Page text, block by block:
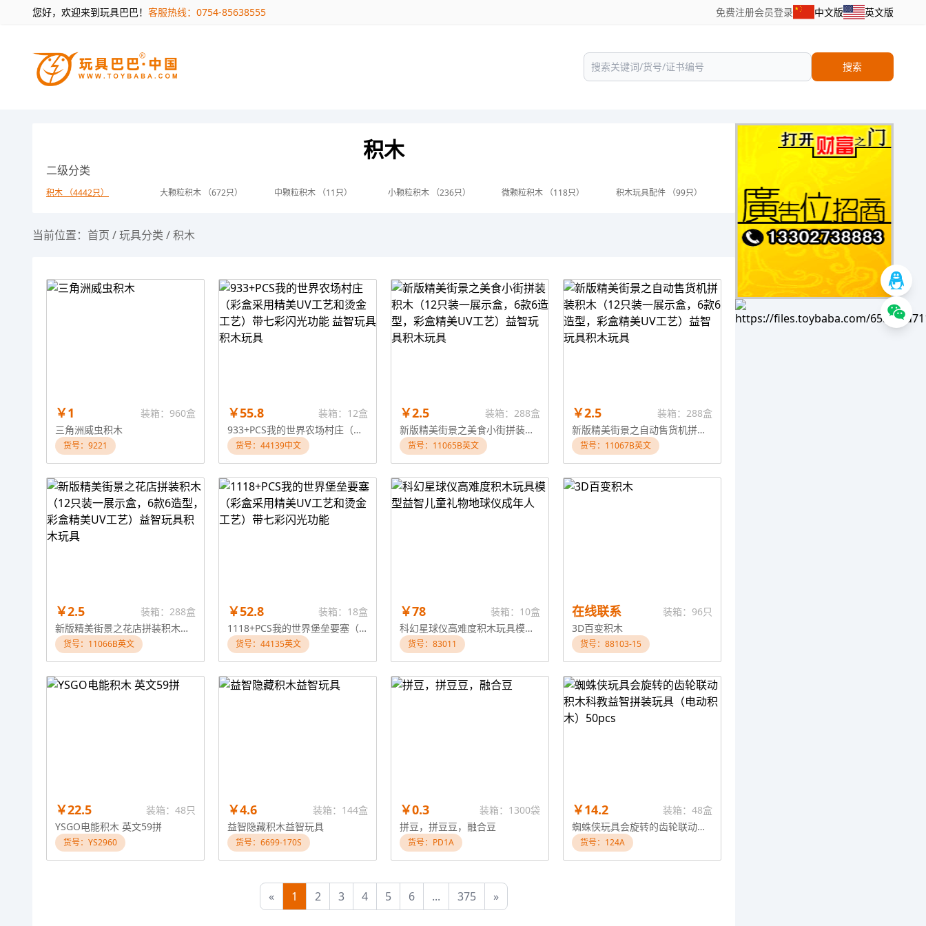
您好，欢迎来到玩具巴巴！ 客服热线：0754-85638555 免费注册会员登录 中文版 英文版
搜索
积木
二级分类
积木 （4442只） 大颗粒积木 （672只） 中颗粒积木 （11只） 小颗粒积木 （236只） 微颗粒积木 （118只） 积木玩具配件 （99只）
当前位置： 首页 /玩具分类 /积木
￥1
装箱：960盒
三角洲威虫积木
货号：9221
￥55.8
装箱：12盒
933+PCS我的世界农场村庄（彩盒采用精美UV工艺和烫金工艺）带七彩闪光功能 益智玩具积木玩具
货号：44139中文
￥2.5
装箱：288盒
新版精美街景之美食小街拼装积木（12只装一展示盒，6款6造型，彩盒精美UV工艺）益智玩具积木玩具
货号：11065B英文
￥2.5
装箱：288盒
新版精美街景之自动售货机拼装积木（12只装一展示盒，6款6造型，彩盒精美UV工艺）益智玩具积木玩具
货号：11067B英文
￥2.5
装箱：288盒
新版精美街景之花店拼装积木（12只装一展示盒，6款6造型，彩盒精美UV工艺）益智玩具积木玩具
货号：11066B英文
￥52.8
装箱：18盒
1118+PCS我的世界堡垒要塞（彩盒采用精美UV工艺和烫金工艺）带七彩闪光功能
货号：44135英文
￥78
装箱：10盒
科幻星球仪高难度积木玩具模型益智儿童礼物地球仪成年人
货号：83011
在线联系
装箱：96只
3D百变积木
货号：88103-15
￥22.5
装箱：48只
YSGO电能积木 英文59拼
货号：YS2960
￥4.6
装箱：144盒
益智隐藏积木益智玩具
货号：6699-170S
￥0.3
装箱：1300袋
拼豆，拼豆豆，融合豆
货号：PD1A
￥14.2
装箱：48盒
蜘蛛侠玩具会旋转的齿轮联动积木科教益智拼装玩具（电动积木）50pcs
货号：124A
« 1 2 3 4 5 6 ... 375 »